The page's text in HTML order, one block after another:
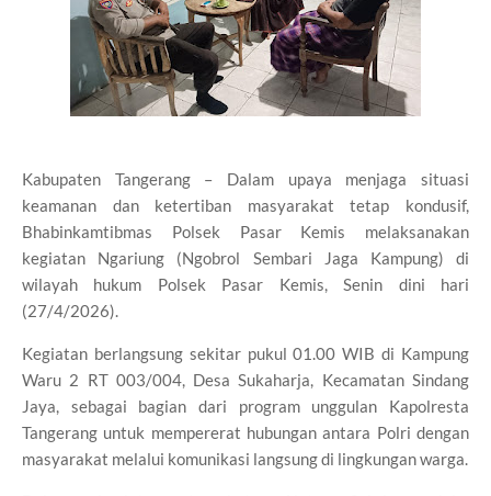
Kabupaten Tangerang – Dalam upaya menjaga situasi
keamanan dan ketertiban masyarakat tetap kondusif,
Bhabinkamtibmas Polsek Pasar Kemis melaksanakan
kegiatan Ngariung (Ngobrol Sembari Jaga Kampung) di
wilayah hukum Polsek Pasar Kemis, Senin dini hari
(27/4/2026).
Kegiatan berlangsung sekitar pukul 01.00 WIB di Kampung
Waru 2 RT 003/004, Desa Sukaharja, Kecamatan Sindang
Jaya, sebagai bagian dari program unggulan Kapolresta
Tangerang untuk mempererat hubungan antara Polri dengan
masyarakat melalui komunikasi langsung di lingkungan warga.